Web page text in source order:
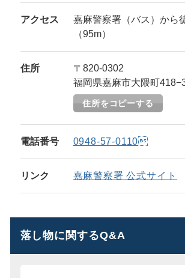
アクセス
嘉麻警察署（バス）から
（95m）
住所
〒820-0302
福岡県嘉麻市大隈町
住所をコピーする
電話番号 0948-57-0110
リンク 嘉麻警察署 公式サイト
落し物に関するQ&A